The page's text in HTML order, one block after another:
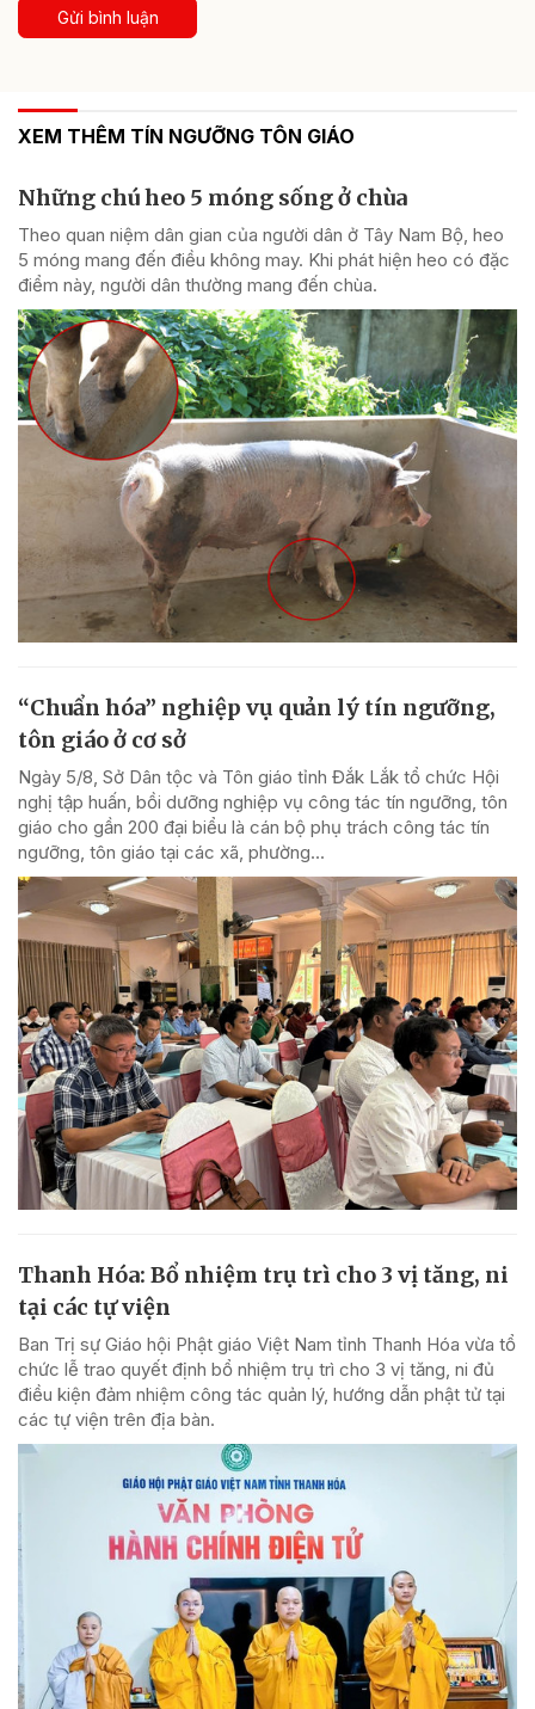
Gửi bình luận
XEM THÊM TÍN NGƯỠNG TÔN GIÁO
Những chú heo 5 móng sống ở chùa
Theo quan niệm dân gian của người dân ở Tây Nam Bộ, heo
5 móng mang đến điều không may. Khi phát hiện heo có đặc
điểm này, người dân thường mang đến chùa.
“Chuẩn hóa” nghiệp vụ quản lý tín ngưỡng,
tôn giáo ở cơ sở
Ngày 5/8, Sở Dân tộc và Tôn giáo tỉnh Đắk Lắk tổ chức Hội
nghị tập huấn, bồi dưỡng nghiệp vụ công tác tín ngưỡng, tôn
giáo cho gần 200 đại biểu là cán bộ phụ trách công tác tín
ngưỡng, tôn giáo tại các xã, phường...
Thanh Hóa: Bổ nhiệm trụ trì cho 3 vị tăng, ni
tại các tự viện
Ban Trị sự Giáo hội Phật giáo Việt Nam tỉnh Thanh Hóa vừa tổ
chức lễ trao quyết định bổ nhiệm trụ trì cho 3 vị tăng, ni đủ
điều kiện đảm nhiệm công tác quản lý, hướng dẫn phật tử tại
các tự viện trên địa bàn.